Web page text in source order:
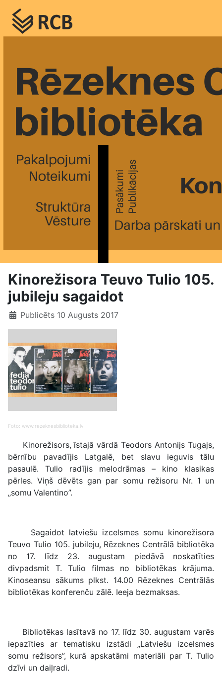
Kinorežisora Teuvo Tulio 105.
jubileju sagaidot
Publicēts 10 Augusts 2017
Foto: www.rezeknesbiblioteka.lv
Kinorežisors, īstajā vārdā Teodors Antonijs Tugajs,
bērnību pavadījis Latgalē, bet slavu ieguvis tālu
pasaulē. Tulio radījis melodrāmas – kino klasikas
pērles. Viņš dēvēts gan par somu režisoru Nr. 1 un
„somu Valentino”.
Sagaidot latviešu izcelsmes somu kinorežisora
Teuvo Tulio 105. jubileju, Rēzeknes Centrālā bibliotēka
no 17. līdz 23. augustam piedāvā noskatīties
divpadsmit T. Tulio filmas no bibliotēkas krājuma.
Kinoseansu sākums plkst. 14.00 Rēzeknes Centrālās
bibliotēkas konferenču zālē. Ieeja bezmaksas.
Bibliotēkas lasītavā no 17. līdz 30. augustam varēs
iepazīties ar tematisku izstādi „Latviešu izcelsmes
somu režisors”, kurā apskatāmi materiāli par T. Tulio
dzīvi un daiļradi.